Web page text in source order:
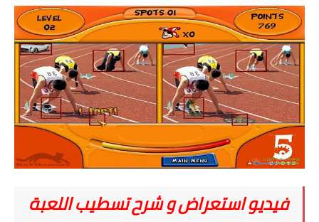
فيديو استعراض و شرح تسطيب اللعبة